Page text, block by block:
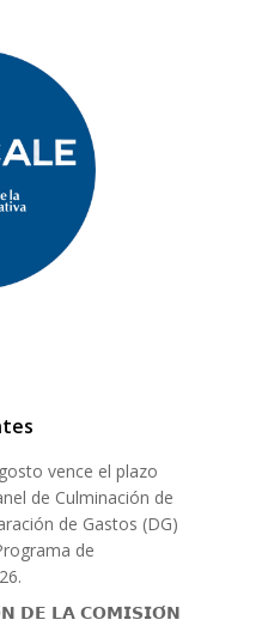
vence el plazo
de Culminación de
de Gastos (DG)
de
𝗗𝗘 𝗟𝗔 𝗖𝗢𝗠𝗜𝗦𝗜𝗢́𝗡